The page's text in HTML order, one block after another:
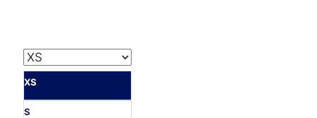
XS
S